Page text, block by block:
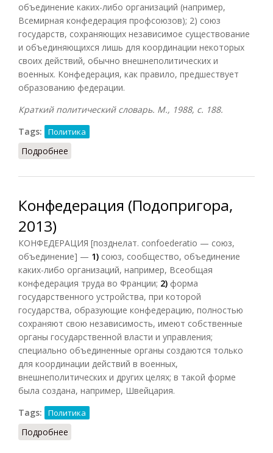
объединение каких-либо организаций (например,
Всемирная конфедерация профсоюзов); 2) союз
государств, сохраняющих независимое существование
и объединяющихся лишь для координации некоторых
своих действий, обычно внешнеполитических и
военных. Конфедерация, как правило, предшествует
образованию федерации.
Краткий политический словарь. М., 1988, с. 188.
Tags:
Политика
Подробнее
Конфедерация (Подопригора,
2013)
КОНФЕДЕРАЦИЯ [позднелат. confoederatio — союз,
объединение] — 1) союз, сообщество, объединение
каких-либо организаций, например, Всеобщая
конфедерация труда во Франции; 2) форма
государственного устройства, при которой
государства, образующие конфедерацию, полностью
сохраняют свою независимость, имеют собственные
органы государственной власти и управления;
специально объединенные органы создаются только
для координации действий в военных,
внешнеполитических и других целях; в такой форме
была создана, например, Швейцария.
Tags:
Политика
Подробнее